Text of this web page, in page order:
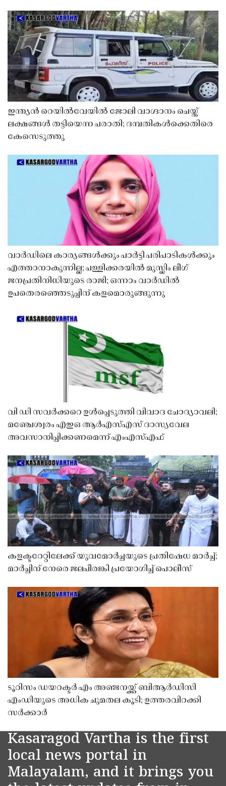
ഇന്ത്യൻ റെയിൽവേയിൽ ജോലി വാഗ്ദാനം ചെയ്ത്
ലക്ഷങ്ങൾ തട്ടിയെന്ന പരാതി; ദമ്പതികൾക്കെതിരെ
കേസെടുത്തു
വാർഡിലെ കാര്യങ്ങൾക്കും പാർട്ടി പരിപാടികൾക്കും
എത്താനാകുന്നില്ല; പള്ളിക്കരയിൽ മുസ്ലിം ലീഗ്
ജനപ്രതിനിധിയുടെ രാജി; ഒന്നാം വാർഡിൽ
ഉപതെരഞ്ഞെടുപ്പിന് കളമൊരുങ്ങുന്നു
വി ഡി സവർക്കറെ ഉൾപ്പെടുത്തി വിവാദ ചോദ്യാവലി;
മഞ്ചേശ്വരം എഇഒ ആർഎസ്എസ് ദാസ്യവേല
അവസാനിപ്പിക്കണമെന്ന് എംഎസ്എഫ്
കളക്ടറേറ്റിലേക്ക് യുവമോർച്ചയുടെ പ്രതിഷേധ മാർച്ച്;
മാർച്ചിന് നേരെ ജലപീരങ്കി പ്രയോഗിച്ച് പൊലീസ്
ടൂറിസം ഡയറക്ടർ എം അഞ്ജനയ്ക്ക് ബിആർഡിസി
എംഡിയുടെ അധിക ചുമതല കൂടി; ഉത്തരവിറക്കി
സർക്കാർ
Kasaragod Vartha is the first
local news portal in
Malayalam, and it brings you